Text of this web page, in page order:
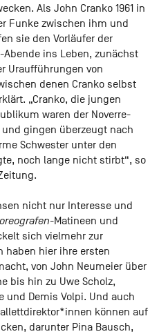
Als John Cranko 1961 in
Funke zwischen ihm und
sie den Vorläufer der
-Abende ins Leben, zunächst
Uraufführungen von
denen Cranko selbst
„Cranko, die jungen
waren der Noverre-
gingen überzeugt nach
Schwester unter den
noch lange nicht stirbt“, so
nicht nur Interesse und
-Matineen und
sich vielmehr zur
haben hier ihre ersten
von John Neumeier über
bis hin zu Uwe Scholz,
und Demis Volpi. Und auch
können auf
darunter Pina Bausch,